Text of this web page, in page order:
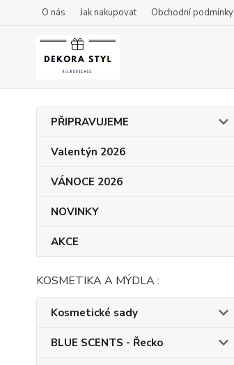
O nás Jak nakupovat Obchodní podmínky
PŘIPRAVUJEME
Valentýn 2026
VÁNOCE 2026
NOVINKY
AKCE
KOSMETIKA A MÝDLA :
Kosmetické sady
BLUE SCENTS - Řecko